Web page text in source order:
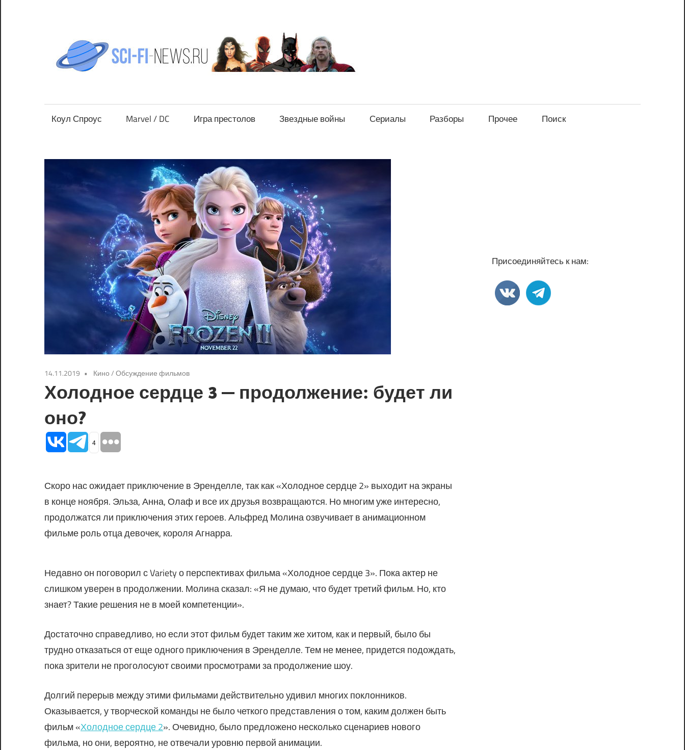
news.ru
Коул Спроус Marvel / DC Игра престолов Звездные войны Сериалы Разборы Прочее Поиск
14.11.2019 Кино/Обсуждение фильмов
Холодное сердце 3 — продолжение: будет ли
оно?
4
Скоро нас ожидает приключение в Эренделле, так как «Холодное сердце 2» выходит на экраны
в конце ноября. Эльза, Анна, Олаф и все их друзья возвращаются. Но многим уже интересно,
продолжатся ли приключения этих героев. Альфред Молина озвучивает в анимационном
фильме роль отца девочек, короля Агнарра.
Недавно он поговорил с Variety о перспективах фильма «Холодное сердце 3». Пока актер не
слишком уверен в продолжении. Молина сказал: «Я не думаю, что будет третий фильм. Но, кто
знает? Такие решения не в моей компетенции».
Достаточно справедливо, но если этот фильм будет таким же хитом, как и первый, было бы
трудно отказаться от еще одного приключения в Эренделле. Тем не менее, придется подождать,
пока зрители не проголосуют своими просмотрами за продолжение шоу.
Долгий перерыв между этими фильмами действительно удивил многих поклонников.
Оказывается, у творческой команды не было четкого представления о том, каким должен быть
фильм «Холодное сердце 2». Очевидно, было предложено несколько сценариев нового
фильма, но они, вероятно, не отвечали уровню первой анимации.
Присоединяйтесь к нам: